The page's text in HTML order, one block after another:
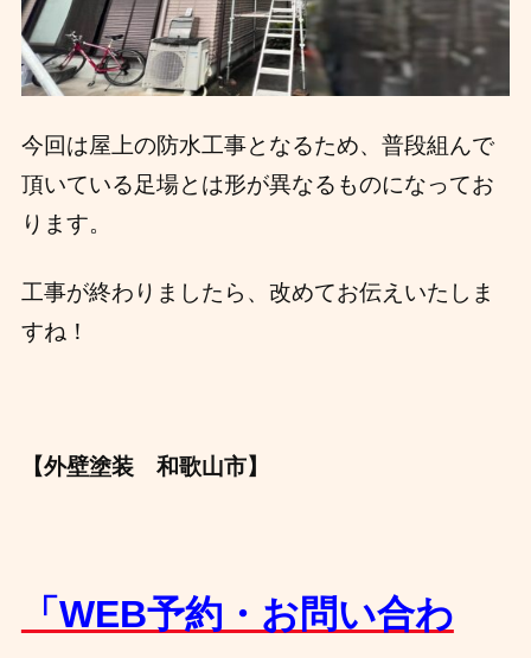
今回は屋上の防水工事となるため、普段組んで
頂いている足場とは形が異なるものになってお
ります。
工事が終わりましたら、改めてお伝えいたしま
すね！
【外壁塗装 和歌山市】
「WEB予約・お問い合わ